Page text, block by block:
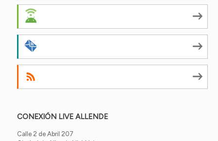
CONEXIÓN LIVE ALLENDE
Calle 2 de Abril 207